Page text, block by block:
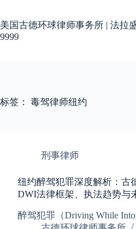
内
容
美国古德环球律师事务所 | 法拉
9999
标签： 毒驾律师纽约
刑事律师
纽约醉驾犯罪深度解析：古
DWI法律框架、执法趋势与
醉驾犯罪（Driving While